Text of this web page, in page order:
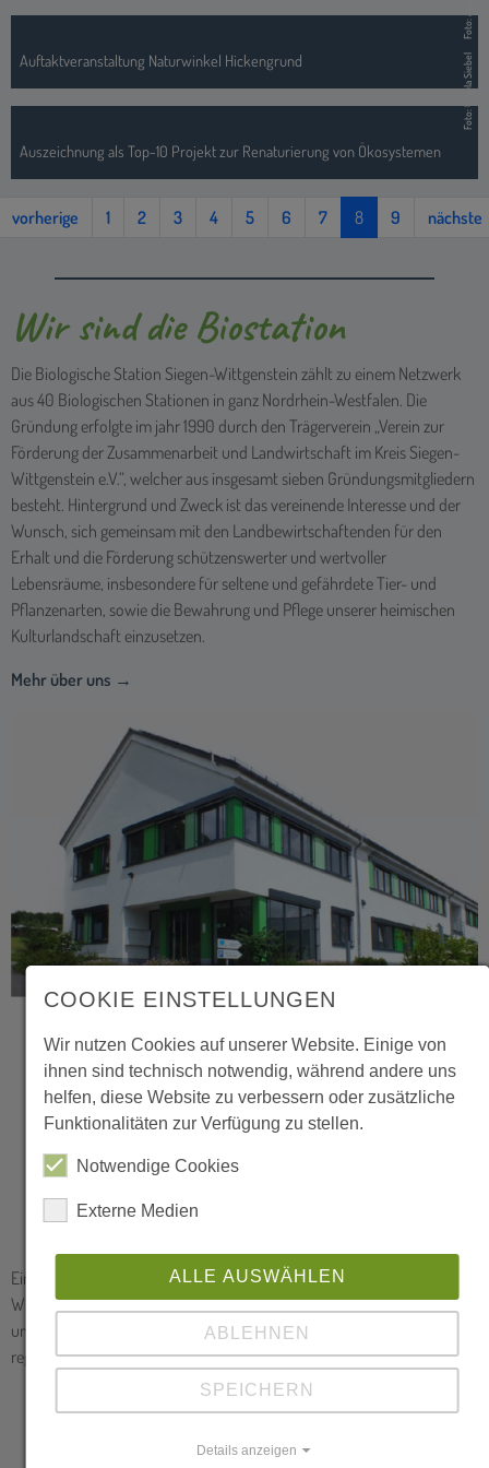
vorherige 1 2 3 4 5 6 7 8 9 nächste
Die Biologische Station Siegen-Wittgenstein zählt zu einem Netzwerk
aus 40 Biologischen Stationen in ganz Nordrhein-Westfalen. Die
Gründung erfolgte im jahr 1990 durch den Trägerverein „Verein zur
Wittgenstein e.V.“, welcher aus insgesamt sieben Gründungsmitgliedern
besteht. Hintergrund und Zweck ist das vereinende Interesse und der
Wunsch, sich gemeinsam mit den Landbewirtschaftenden für den
Lebensräume, insbesondere für seltene und gefährdete Tier- und
Pflanzenarten, sowie die Bewahrung und Pflege unserer heimischen
Kulturlandschaft einzusetzen.
Mehr über uns →
Natur erleben
Ein wichtiger Bestandteil der Arbeit der Biologischen Station Siegen-
Wittgenstein ist die Öffentlichkeitsarbeit. Über Workshops, Vorträge
und Exkursionen können wir die Bevölkerung im Bereich des
regionalen Naturschutzes informieren.
Unsere Veranstaltungen und Bildungsangebote →
Natur gestalten
COOKIE EINSTELLUNGEN
Wir nutzen Cookies auf unserer Website. Einige von
ihnen sind technisch notwendig, während andere uns
helfen, diese Website zu verbessern oder zusätzliche
Funktionalitäten zur Verfügung zu stellen.
Notwendige Cookies
Externe Medien
ALLE AUSWÄHLEN
ABLEHNEN
SPEICHERN
Details anzeigen